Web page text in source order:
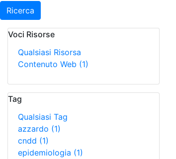
Ricerca
Voci Risorse
Qualsiasi Risorsa
Contenuto Web (1)
Tag
Qualsiasi Tag
azzardo (1)
cndd (1)
epidemiologia (1)